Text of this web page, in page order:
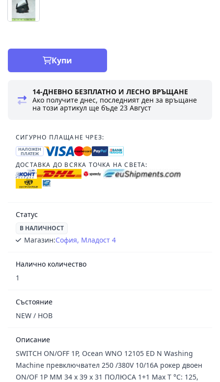
Купи
14-ДНЕВНО БЕЗПЛАТНО И ЛЕСНО ВРЪЩАНЕ
Ако получите днес, последният ден за връщане
на този артикул ще бъде23 Август
СИГУРНО ПЛАЩАНЕ ЧРЕЗ:
НАЛОЖЕН
ПЛАТЕЖ
ДОСТАВКА ДО ВСЯКА ТОЧКА НА СВЕТА:
Статус
В НАЛИЧНОСТ
Магазин:София, Младост 4
Налично количество
1
Състояние
NEW / НОВ
Описание
SWITCH ON/OFF 1P, Ocean WNO 12105 ED N Washing
Machine превключвател 250 /380V 10/16A рокер двоен
ON/OF 1P MM 34 x 39 x 31 ПОЛЮСА 1+1 Max T °C: 125,